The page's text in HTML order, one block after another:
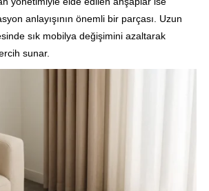
anlayışının önemli bir parçası. Uzun
sık mobilya değişimini azaltarak
sunar.